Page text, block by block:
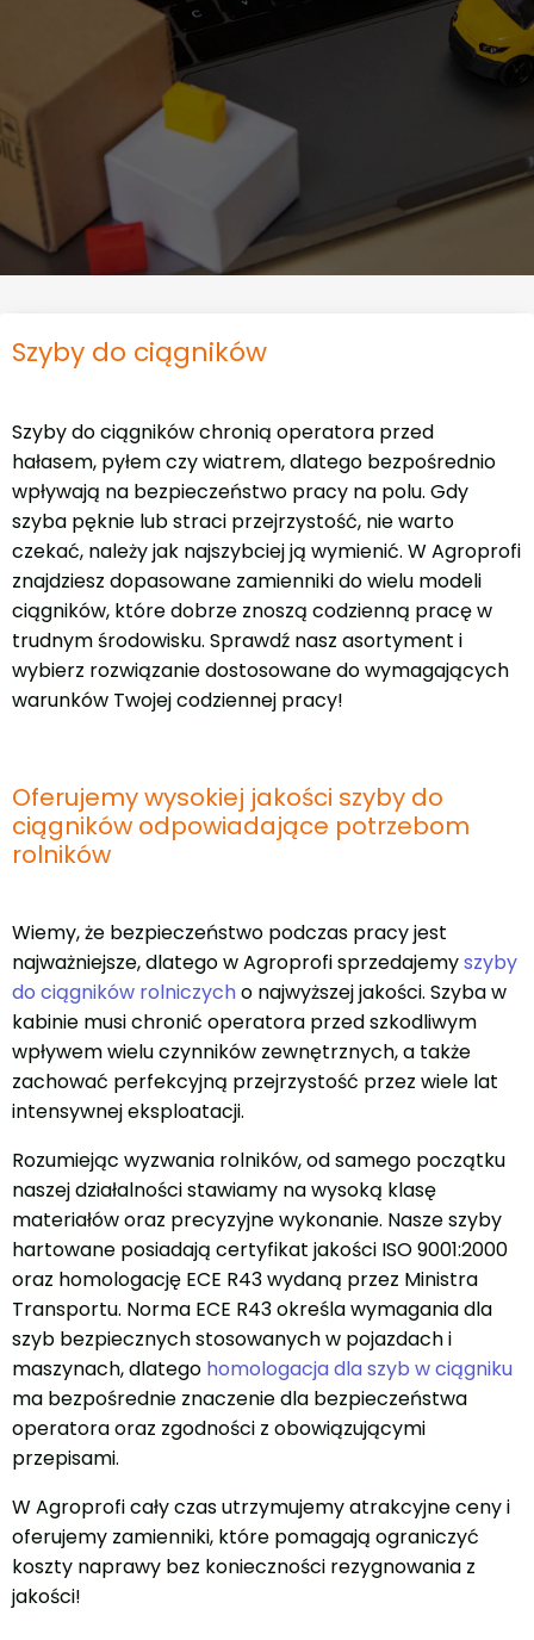
Szyby do ciągników
Szyby do ciągników chronią operatora przed
hałasem, pyłem czy wiatrem, dlatego bezpośrednio
wpływają na bezpieczeństwo pracy na polu. Gdy
szyba pęknie lub straci przejrzystość, nie warto
czekać, należy jak najszybciej ją wymienić. W Agroprofi
znajdziesz dopasowane zamienniki do wielu modeli
ciągników, które dobrze znoszą codzienną pracę w
trudnym środowisku. Sprawdź nasz asortyment i
wybierz rozwiązanie dostosowane do wymagających
warunków Twojej codziennej pracy!
Oferujemy wysokiej jakości szyby do
ciągników odpowiadające potrzebom
rolników
Wiemy, że bezpieczeństwo podczas pracy jest
najważniejsze, dlatego w Agroprofi sprzedajemyszyby
do ciągników rolniczycho najwyższej jakości. Szyba w
kabinie musi chronić operatora przed szkodliwym
wpływem wielu czynników zewnętrznych, a także
zachować perfekcyjną przejrzystość przez wiele lat
intensywnej eksploatacji.
Rozumiejąc wyzwania rolników, od samego początku
naszej działalności stawiamy na wysoką klasę
materiałów oraz precyzyjne wykonanie. Nasze szyby
hartowane posiadają certyfikat jakości ISO 9001:2000
oraz homologację ECE R43 wydaną przez Ministra
Transportu. Norma ECE R43 określa wymagania dla
szyb bezpiecznych stosowanych w pojazdach i
maszynach, dlatego homologacja dla szyb w ciągniku
ma bezpośrednie znaczenie dla bezpieczeństwa
operatora oraz zgodności z obowiązującymi
przepisami.
W Agroprofi cały czas utrzymujemy atrakcyjne ceny i
oferujemy zamienniki, które pomagają ograniczyć
koszty naprawy bez konieczności rezygnowania z
jakości!